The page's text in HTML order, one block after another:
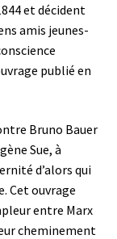
et décident
amis jeunes-
publié en
Bruno Bauer
Sue, à
d’alors qui
Cet ouvrage
entre Marx
cheminement